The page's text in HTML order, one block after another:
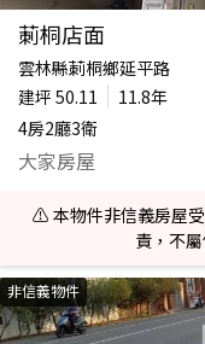
莿桐店面
雲林縣莿桐鄉延平路
建坪 50.11
11.8年
4房2廳3衛
大家房屋
⚠️ 本物件非信義房屋
責，不
非信義物件